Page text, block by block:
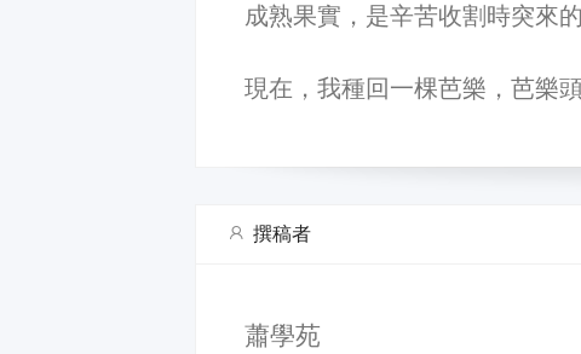
成熟果實，是辛苦收割時突來的
現在，我種回一棵芭樂，芭樂頭
撰稿者
蕭學苑